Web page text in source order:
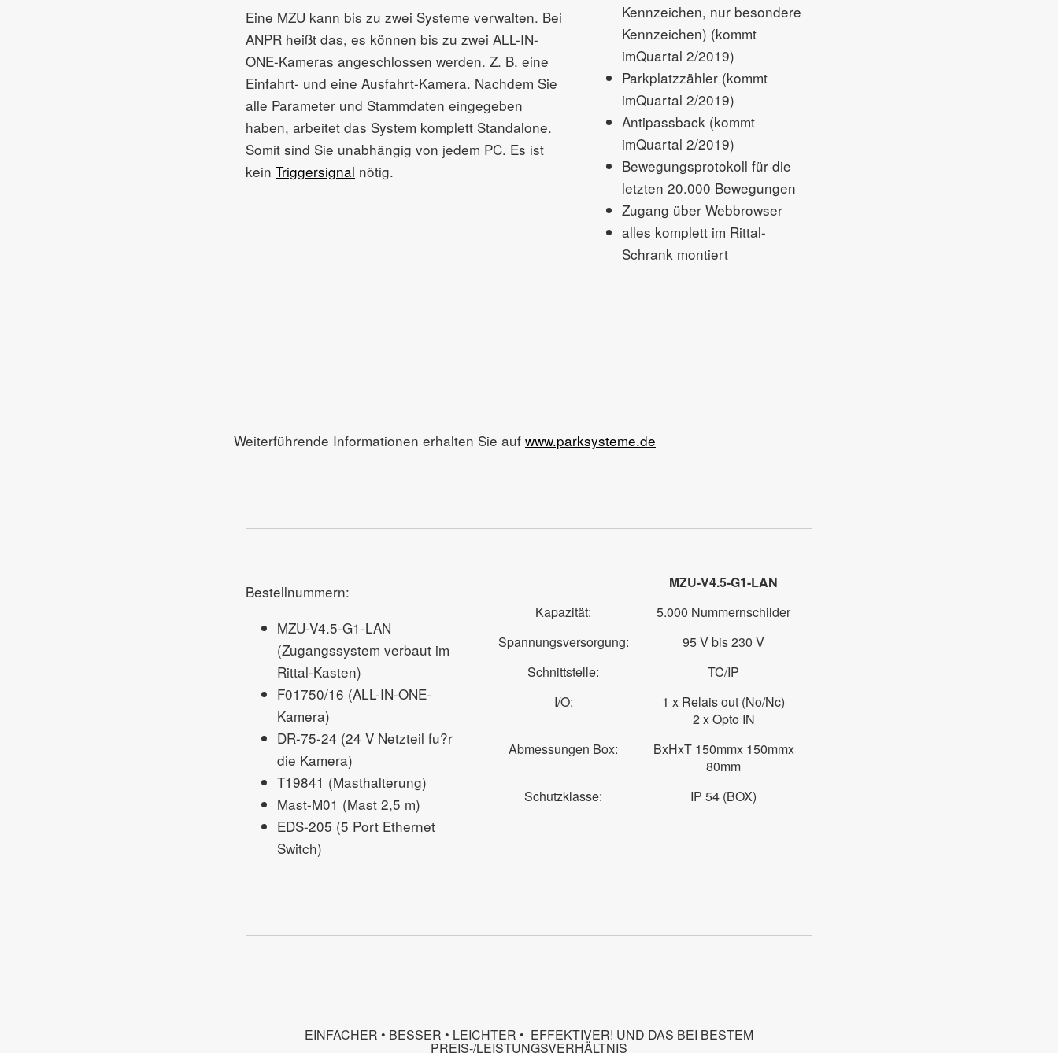
Eine MZU kann bis zu zwei Systeme verwalten. Bei
ANPR heißt das, es können bis zu zwei ALL-IN-
ONE-Kameras angeschlossen werden. Z. B. eine
Einfahrt- und eine Ausfahrt-Kamera. Nachdem Sie
alle Parameter und Stammdaten eingegeben
haben, arbeitet das System komplett Standalone.
Somit sind Sie unabhängig von jedem PC. Es ist
kein Triggersignal nötig.
Kennzeichen, nur besondere
Kennzeichen) (kommt
imQuartal 2/2019)
Parkplatzzähler (kommt
imQuartal 2/2019)
Antipassback (kommt
imQuartal 2/2019)
Bewegungsprotokoll für die
letzten 20.000 Bewegungen
Zugang über Webbrowser
alles komplett im Rittal-
Schrank montiert
Weiterführende Informationen erhalten Sie auf www.parksysteme.de
Bestellnummern:
MZU-V4.5-G1-LAN
(Zugangssystem verbaut im
Rittal-Kasten)
F01750/16 (ALL-IN-ONE-
Kamera)
DR-75-24 (24 V Netzteil fu?r
die Kamera)
T19841 (Masthalterung)
Mast-M01 (Mast 2,5 m)
EDS-205 (5 Port Ethernet
Switch)
MZU-V4.5-G1-LAN
Kapazität:
5.000 Nummernschilder
Spannungsversorgung:
95 V bis 230 V
Schnittstelle:
TC/IP
I/O:
1 x Relais out (No/Nc)
2 x Opto IN
Abmessungen Box:
BxHxT 150mmx 150mmx
80mm
Schutzklasse:
IP 54 (BOX)
EINFACHER • BESSER • LEICHTER • EFFEKTIVER! UND DAS BEI BESTEM
PREIS-/LEISTUNGSVERHÄLTNIS